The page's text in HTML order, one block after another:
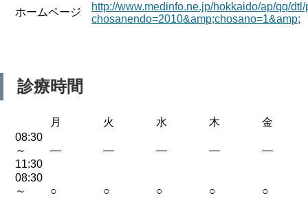
ホームページ
http://www.medinfo.ne.jp/hokkaido/ap/qq/
chosanendo=2010&amp;chosano=1&amp;
診療時間
月 火 水 木
金
08:30
～
11:30
— — — — —
08:30
～
○ ○ ○ ○ ○